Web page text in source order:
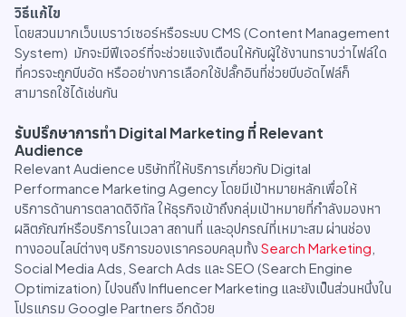
วิธีแก้ไข
โดยสวนมากเว็บเบราว์เซอร์หรือระบบ CMS (Content Management
System) มักจะมีฟีเจอร์ที่จะช่วยแจ้งเตือนให้กับผู้ใช้งานทราบว่าไฟล์ใด
ที่ควรจะถูกบีบอัด หรืออย่างการเลือกใช้ปลั๊กอินที่ช่วยบีบอัดไฟล์ก็
สามารถใช้ได้เช่นกัน
รับปรึกษาการทำ Digital Marketing ที่ Relevant
Audience
Relevant Audience บริษัทที่ให้บริการเกี่ยวกับ Digital
Performance Marketing Agency โดยมีเป้าหมายหลักเพื่อให้
บริการด้านการตลาดดิจิทัล ให้ธุรกิจเข้าถึงกลุ่มเป้าหมายที่กำลังมองหา
ผลิตภัณฑ์หรือบริการในเวลา สถานที่ และอุปกรณ์ที่เหมาะสม ผ่านช่อง
ทางออนไลน์ต่างๆ บริการของเราครอบคลุมทั้ง Search Marketing
Social Media Ads, Search Ads และ SEO (Search Engine
Optimization) ไปจนถึง Influencer Marketing และยังเป็นส่วนหนึ่งใน
โปรแกรม Google Partners อีกด้วย